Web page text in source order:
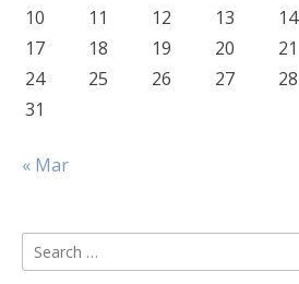
10
11 12 13 14
17
18 19 20 21
24
25 26 27 28
31
« Mar
Search
for: